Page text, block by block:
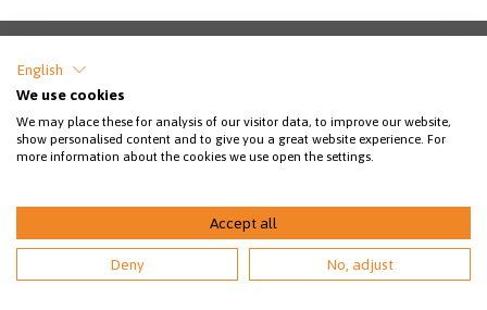
© 2026 Pääkaupunkiseudun eläinsuojeluyhdistys
English
We use cookies
We may place these for analysis of our visitor data, to improve our website,
show personalised content and to give you a great website experience. For
more information about the cookies we use open the settings.
Accept all
Deny No, adjust